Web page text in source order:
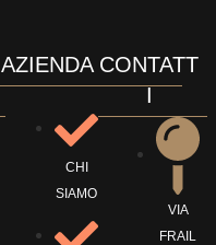
AZIENDA
CHI
SIAMO
CONTATT
I
VIA
FRAIL